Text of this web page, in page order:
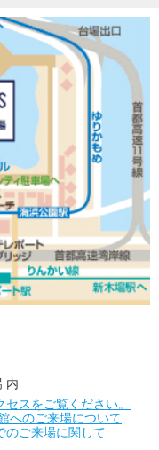
内
スをご覧ください。
へのご来場について
のご来場に関して